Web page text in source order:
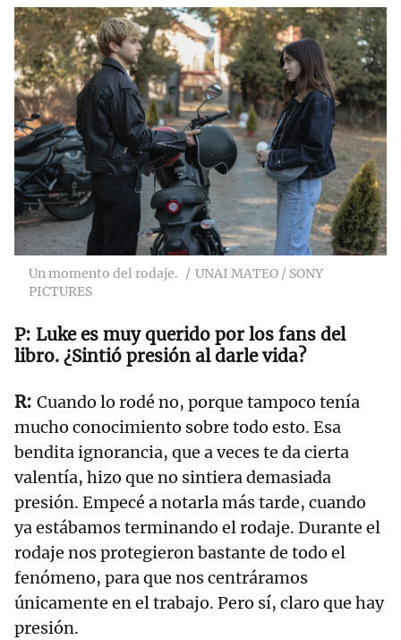
Un momento del rodaje.
UNAI MATEO / SONY
PICTURES
Luke es muy querido por los fans del
libro. ¿Sintió presión al darle vida?
Cuando lo rodé no, porque tampoco tenía
mucho conocimiento sobre todo esto. Esa
bendita ignorancia, que a veces te da cierta
valentía, hizo que no sintiera demasiada
presión. Empecé a notarla más tarde, cuando
ya estábamos terminando el rodaje. Durante el
rodaje nos protegieron bastante de todo el
fenómeno, para que nos centráramos
únicamente en el trabajo. Pero sí, claro que hay
presión.